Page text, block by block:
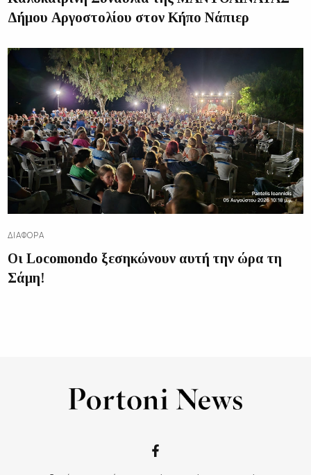
Δήμου Αργοστολίου στον Κήπο Νάπιερ
ΔΙΑΦΟΡΑ
Οι Locomondo ξεσηκώνουν αυτή την ώρα τη
Σάμη!